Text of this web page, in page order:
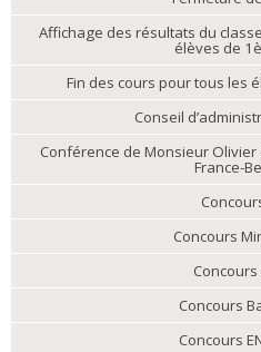
Affichage des résultats du
élèves de
Fin des cours pour tous les
Conseil
Conférence de Monsieur Olivier
France-
Concours
Concours
Concours
Concours